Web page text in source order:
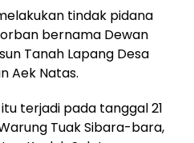
tindak pidana
bernama Dewan
Tanah Lapang Desa
Aek Natas.
terjadi pada tanggal 21
Tuak Sibara-bara,